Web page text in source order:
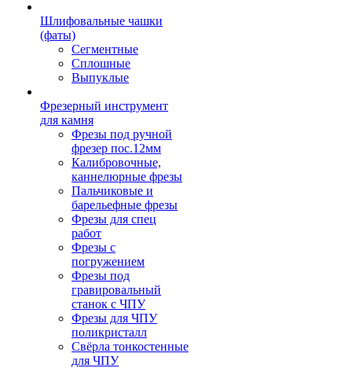
Шлифовальные чашки
(фаты)
Сегментные
Сплошные
Выпуклые
Фрезерный инструмент
для камня
Фрезы под ручной
фрезер пос.12мм
Калибровочные,
каннелюрные фрезы
Пальчиковые и
барельефные фрезы
Фрезы для спец
работ
Фрезы с
погружением
Фрезы под
гравировальный
станок с ЧПУ
Фрезы для ЧПУ
поликристалл
Свёрла тонкостенные
для ЧПУ